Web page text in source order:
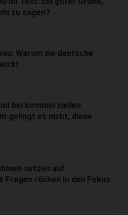
zu sagen?
Warum die deutsche
bei kommerziellen
gelingt es nicht, diese
setzen auf
Fragen rücken in den Fokus